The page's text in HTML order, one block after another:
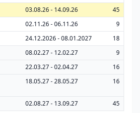
03.08.26 - 14.09.26
45
02.11.26 - 06.11.26
9
24.12.2026 - 08.01.2027
18
08.02.27 - 12.02.27
9
22.03.27 - 02.04.27
16
18.05.27 - 28.05.27 16
02.08.27 - 13.09.27
45